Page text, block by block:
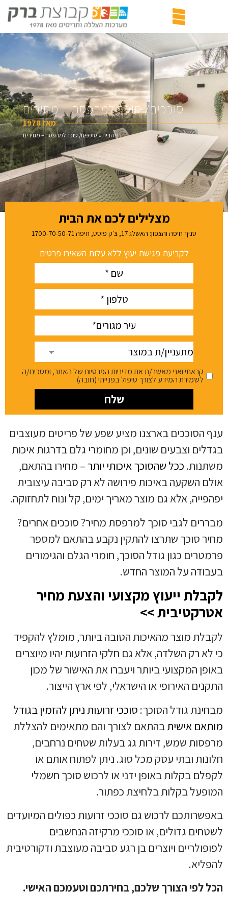
סוככים/ סוכך למרפסת – מחירים
מאז 1978
דף הבית»סוככים/ סוכך למרפסת – מחירים
מצלילים לכם את הבית
סניף חיפה והצפון: האשלג 17, צ'ק פוסט, חיפה 1700-70-50-71
לקביעת פגישת יעוץ ללא עלות השאירו פרטים
Name
phone
עיר
מתעניין/ת
במוצר
קראתי ואני מאשר/ת את מדיניות הפרטיות של האתר, ומסכים/ה
לשמירת המידע לצורך טיפול בפנייתי (חובה)
ענף הסוככים בארצנו מציע שפע של פריטים מעוצבים
בגדלים וצבעים שונים, וכן מחומרי גלם בדרגות איכות
משתנות. ככל שהסוכך איכותי יותר– מחירו בהתאם,
אולם השקעה באיכות פירושה לא רק סביבה עיצובית
יפהפייה, אלא גם מוצר מאריך ימים, קל ונוח לתחזוקה.
מבררים לגבי סוכך למרפסת מחיר? סוככים אחרים?
מחיר סוכך שתרצו להתקין נקבע בהתאם למספר
פרמטרים כגון גודל הסוכך, חומרי הגלם והגימורים
בעבודה על המוצר החדש.
לקבלת ייעוץ מקצועי והצעת מחיר
אטרקטיבית >>
לקבלת מוצר מהאיכות הטובה ביותר, מומלץ להקפיד
כי לא רק השלדה, אלא גם חלקי הזרועות יהיו מיוצרים
באופן המקצועי ביותר ויעברו את האישור של מכון
התקנים האירופי או הישראלי, לפי ארץ הייצור.
מבחינת גודל הסוכך: סוככי זרועות ניתן להזמין בגודל
מותאם אישית בהתאם לצורך והם מתאימים להצללת
מרפסות שמש, דירות גג בעלות שטחים נרחבים,
חלונות ובתי עסק מכל סוג. ניתן לפתוח אותם או
לקפלם בקלות באופן ידני או לרכוש סוכך חשמלי
המופעל בקלות בלחיצת כפתור.
באפשרותכם לרכוש גם סוככי זרועות כפולים המיועדים
לשטחים גדולים, או סוככי מרקיזה הנחשבים
לפופולריים ויוצרים בן רגע סביבה מעוצבת ודקורטיבית
להפליא.
הכל לפי הצורך שלכם, בחירתכם וטעמכם האישי.